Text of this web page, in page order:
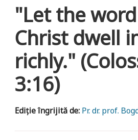
"Let the
Christ dwell
richly."
3:16)
Ediție îngrijită de: Pr. dr. prof.